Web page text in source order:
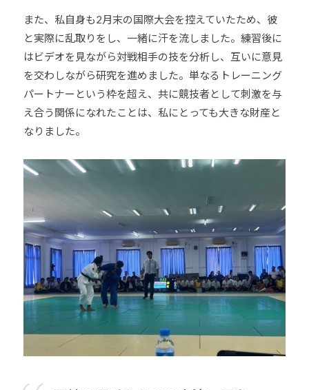
また、私自身も2月末の国際大会を控えていたため、彼
と実際に乱取りをし、一緒に汗を流しました。練習後に
はビデオを見ながら対戦相手の技を分析し、互いに意見
を交わしながら研究を進めました。単なるトレーニング
パートナーという枠を超え、共に競技者として刺激を与
え合う関係になれたことは、私にとっても大きな財産と
なりました。